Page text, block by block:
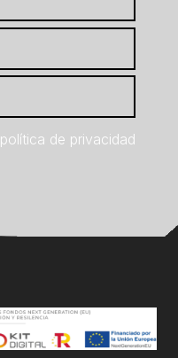
política de privacidad